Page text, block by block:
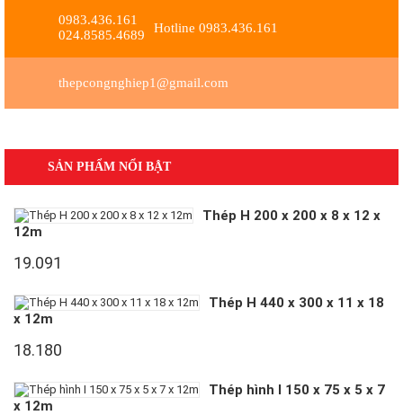
0983.436.161
024.8585.4689
Hotline 0983.436.161
thepcongnghiep1@gmail.com
SẢN PHẨM NỔI BẬT
Thép H 200 x 200 x 8 x 12 x
12m
19.091
Thép H 440 x 300 x 11 x 18
x 12m
18.180
Thép hình I 150 x 75 x 5 x 7
x 12m